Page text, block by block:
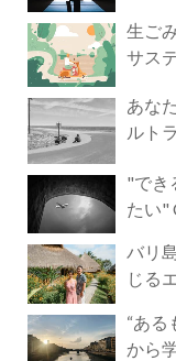
生ご
サス
あなたは
ルト
"でき
たい"
バリ
じる
“ある
から